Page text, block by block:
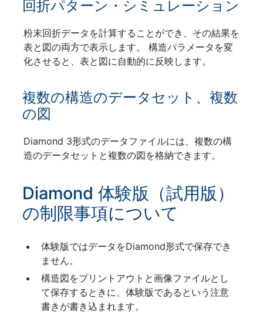
回折パターン・シミュレーション
粉末回折データを計算することができ、その結果を
表と図の両方で表示します。 構造パラメータを変
化させると、表と図に自動的に反映します。
複数の構造のデータセット、複数
の図
Diamond 3形式のデータファイルには、複数の構
造のデータセットと複数の図を格納できます。
Diamond 体験版（試用版）
の制限事項について
体験版ではデータをDiamond形式で保存でき
ません。
構造図をプリントアウトと画像ファイルとし
て保存するときに、体験版であるという注意
書きが書き込まれます。